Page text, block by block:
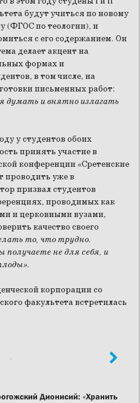
будут учиться по новому
(ФГОС по теологии), и
с его содержанием. Он
делает акцент на
формах и
в том числе, на
письменных работ:
думать и внятно излагать
у студентов обоих
принять участие в
конференции «Сретенские
проводить уже в
призвал студентов
проводимых как
и церковными вузами,
качество своего
то, что трудно.
получаете не для себя, и
корпорации со
факультета встретилась
Дионисий: «Хранить